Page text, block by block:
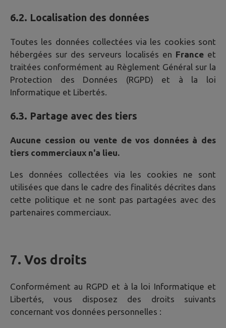
6.2. Localisation des données
Toutes les données collectées via les cookies sont
hébergées sur des serveurs localisés en Franceet
traitées conformément au Règlement Général sur la
Protection des Données (RGPD) et à la loi
Informatique et Libertés.
6.3. Partage avec des tiers
Aucune cession ou vente de vos données à des
tiers commerciaux n'a lieu.
Les données collectées via les cookies ne sont
utilisées que dans le cadre des finalités décrites dans
cette politique et ne sont pas partagées avec des
partenaires commerciaux.
7. Vos droits
Conformément au RGPD et à la loi Informatique et
Libertés, vous disposez des droits suivants
concernant vos données personnelles :